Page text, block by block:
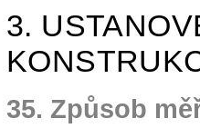
3.
35. Způsob